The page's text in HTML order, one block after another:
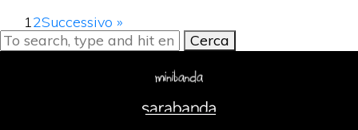
12Successivo »
Cerca